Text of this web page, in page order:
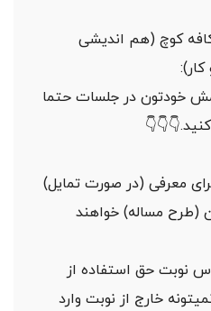
کوچ (هم اندیشی
خودتون در جلسات حتما
معرفی (در صورت تمایل)
(طرح مساله) خواهند
نوبت حق استفاده از
خارج از نوبت وارد